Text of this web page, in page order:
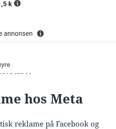
hos Meta
reklame på Facebook og